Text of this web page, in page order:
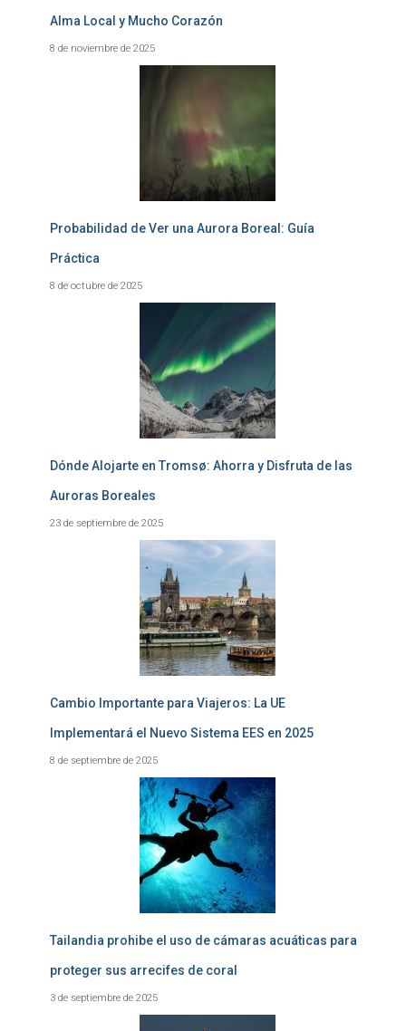
Alma Local y Mucho Corazón
8 de noviembre de 2025
Probabilidad de Ver una Aurora Boreal: Guía
Práctica
8 de octubre de 2025
Dónde Alojarte en Tromsø: Ahorra y Disfruta de las
Auroras Boreales
23 de septiembre de 2025
Cambio Importante para Viajeros: La UE
Implementará el Nuevo Sistema EES en 2025
8 de septiembre de 2025
Tailandia prohibe el uso de cámaras acuáticas para
proteger sus arrecifes de coral
3 de septiembre de 2025